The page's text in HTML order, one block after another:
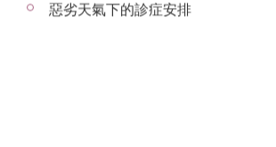
膽固醇控制新
惡劣天氣下的診症安排